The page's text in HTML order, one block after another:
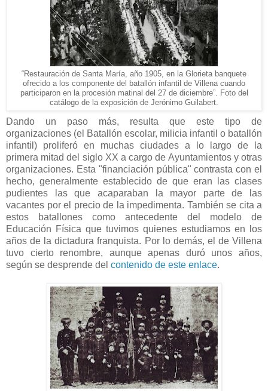
“Restauración de Santa María, año 1905, en la Glorieta banquete
ofrecido a los componente del batallón infantil de Villena cuando
participaron en la procesión matinal del 27 de diciembre”. Foto del
catálogo de la exposición de Jerónimo Guilabert.
Dando un paso más, resulta que este tipo de
organizaciones (el Batallón escolar, milicia infantil o batallón
infantil ) proliferó en muchas ciudades a lo largo de la
primera mitad del siglo XX a cargo de Ayuntamientos y otras
organizaciones. Esta "financiación pública" contrasta con el
hecho, generalmente establecido de que eran las clases
pudientes las que acaparaban la mayor parte de las
vacantes por el precio de la impedimenta. También se cita a
estos batallones como antecedente del modelo de
Educación Física que tuvimos quienes estudiamos en los
años de la dictadura franquista. Por lo demás, el de Villena
tuvo cierto renombre, aunque apenas duró unos años,
según se desprende del contenido de este enlace.